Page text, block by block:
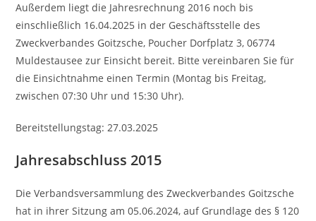
Außerdem liegt die Jahresrechnung 2016 noch bis
einschließlich 16.04.2025 in der Geschäftsstelle des
Zweckverbandes Goitzsche, Poucher Dorfplatz 3, 06774
Muldestausee zur Einsicht bereit. Bitte vereinbaren Sie für
die Einsichtnahme einen Termin (Montag bis Freitag,
zwischen 07:30 Uhr und 15:30 Uhr).
Bereitstellungstag: 27.03.2025
Jahresabschluss 2015
Die Verbandsversammlung des Zweckverbandes Goitzsche
hat in ihrer Sitzung am 05.06.2024, auf Grundlage des § 120